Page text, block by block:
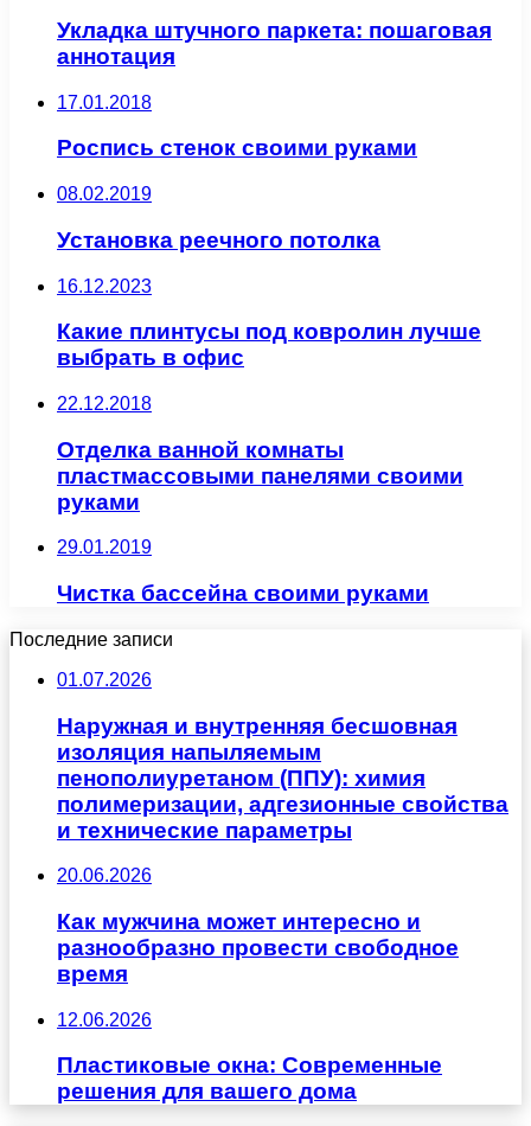
Укладка штучного паркета: пошаговая
аннотация
17.01.2018
Роспись стенок своими руками
08.02.2019
Установка реечного потолка
16.12.2023
Какие плинтусы под ковролин лучше
выбрать в офис
22.12.2018
Отделка ванной комнаты
пластмассовыми панелями своими
руками
29.01.2019
Чистка бассейна своими руками
Последние записи
01.07.2026
Наружная и внутренняя бесшовная
изоляция напыляемым
пенополиуретаном (ППУ): химия
полимеризации, адгезионные свойства
и технические параметры
20.06.2026
Как мужчина может интересно и
разнообразно провести свободное
время
12.06.2026
Пластиковые окна: Современные
решения для вашего дома